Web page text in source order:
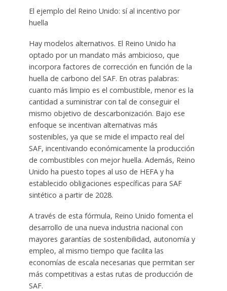
El ejemplo del Reino Unido: sí al incentivo por
huella
Hay modelos alternativos. El Reino Unido ha
optado por un mandato más ambicioso, que
incorpora factores de corrección en función de la
huella de carbono del SAF. En otras palabras:
cuanto más limpio es el combustible, menor es la
cantidad a suministrar con tal de conseguir el
mismo objetivo de descarbonización. Bajo ese
enfoque se incentivan alternativas más
sostenibles, ya que se mide el impacto real del
SAF, incentivando económicamente la producción
de combustibles con mejor huella. Además, Reino
Unido ha puesto topes al uso de HEFA y ha
establecido obligaciones específicas para SAF
sintético a partir de 2028.
A través de esta fórmula, Reino Unido fomenta el
desarrollo de una nueva industria nacional con
mayores garantías de sostenibilidad, autonomía y
empleo, al mismo tiempo que facilita las
economías de escala necesarias que permitan ser
más competitivas a estas rutas de producción de
SAF.